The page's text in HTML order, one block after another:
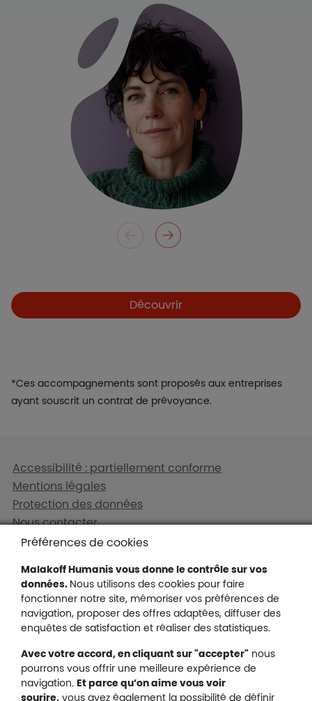
Découvrir
*Ces accompagnements sont proposés aux entreprises
ayant souscrit un contrat de prévoyance.
Liens en bas de page
Accessibilité : partiellement conforme
Mentions légales
Protection des données
Nous contacter
Plan du site
Malakoff Humanis sur Facebook
Malakoff Humanis sur YouTube
Malakoff Humanis sur X
Malakoff Humanis
Footer autres sites
Mutuelle santé, prévoyance, épargne, retraite,
Malakoff Humanis à vos côtés.
Préférences de cookies
Malakoff Humanis vous donne le contrôle sur vos
données. Nous utilisons des cookies pour faire
fonctionner notre site, mémoriser vos préférences de
navigation, proposer des offres adaptées, diffuser des
enquêtes de satisfaction et réaliser des statistiques.
Avec votre accord, en cliquant sur "accepter" nous
pourrons vous offrir une meilleure expérience de
navigation. Et parce qu’on aime vous voir
sourire, vous avez également la possibilité de définir